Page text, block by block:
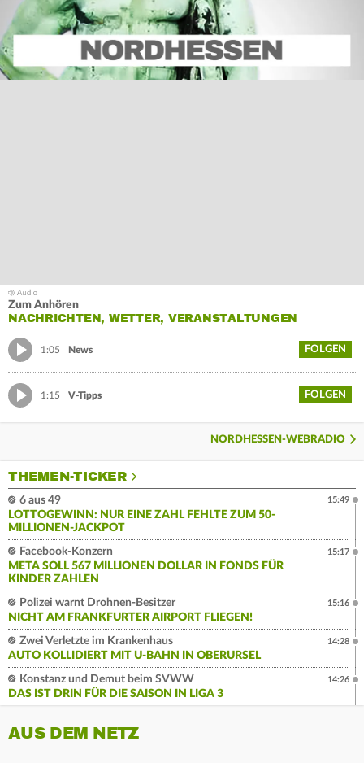
Zum Anhören
NACHRICHTEN, WETTER, VERANSTALTUNGEN
1:05 News FOLGEN
1:15 V-Tipps FOLGEN
NORDHESSEN-WEBRADIO
THEMEN-TICKER
6 aus 49
LOTTOGEWINN: NUR EINE ZAHL FEHLTE ZUM 50-
MILLIONEN-JACKPOT
15:49
Facebook-Konzern
META SOLL 567 MILLIONEN DOLLAR IN FONDS FÜR
KINDER ZAHLEN
15:17
Polizei warnt Drohnen-Besitzer
NICHT AM FRANKFURTER AIRPORT FLIEGEN!
15:16
Zwei Verletzte im Krankenhaus
AUTO KOLLIDIERT MIT U-BAHN IN OBERURSEL
14:28
Konstanz und Demut beim SVWW
DAS IST DRIN FÜR DIE SAISON IN LIGA 3
14:26
AUS DEM NETZ